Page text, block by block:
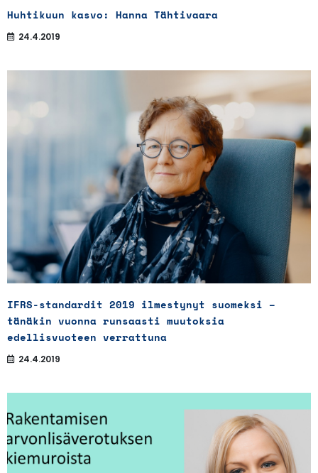
Huhtikuun kasvo: Hanna Tähtivaara
24.4.2019
IFRS-standardit 2019 ilmestynyt suomeksi –
tänäkin vuonna runsaasti muutoksia
edellisvuoteen verrattuna
24.4.2019